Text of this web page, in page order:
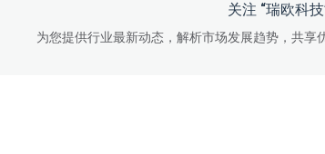
关注 “瑞欧科技
为您提供行业最新动态，解析市场发展趋势，共享